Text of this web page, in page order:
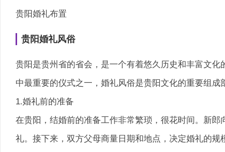
贵阳婚礼布置
贵阳婚礼风俗
贵阳是贵州省的省会，是一个有着悠久历史和丰富文
中最重要的仪式之一，婚礼风俗是贵阳文化的重要组
1.婚礼前的准备
在贵阳，结婚前的准备工作非常繁琐，很花时间。新
礼。接下来，双方父母商量日期和地点，决定婚礼的